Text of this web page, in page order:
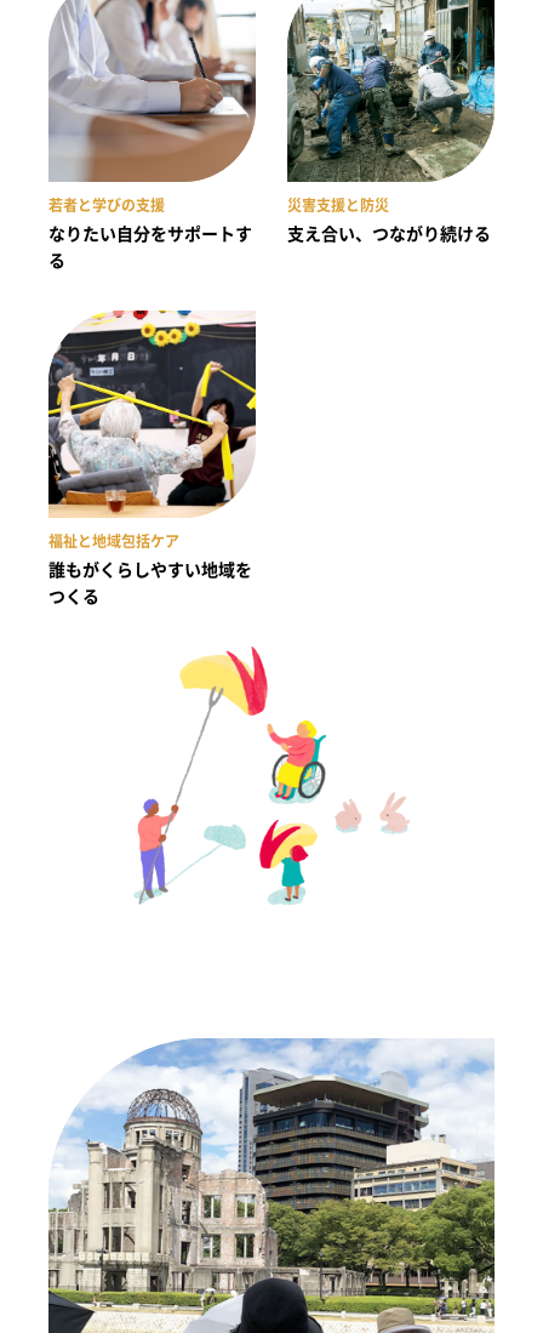
若者と学びの支援
なりたい自分をサポートす
る
災害支援と防災
支え合い、つながり続ける
福祉と地域包括ケア
誰もがくらしやすい地域を
つくる